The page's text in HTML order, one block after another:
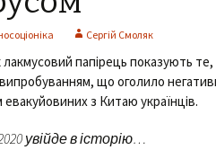
Сергій Смоляк
лакмусовий папірець показують
що оголило
з Китаю українців.
увійде в історію…